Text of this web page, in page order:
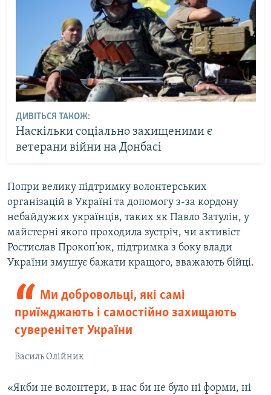
ДИВІТЬСЯ ТАКОЖ:
Наскільки соціально захищеними є
ветерани війни на Донбасі
Попри велику підтримку волонтерських
організацій в Україні та допомогу з-за кордону
небайдужих українців, таких як Павло Затулін, у
майстерні якого проходила зустріч, чи активіст
Ростислав Прокоп’юк, підтримка з боку влади
України змушує бажати кращого, вважають бійці.
Ми добровольці, які самі
приїжджають і самостійно захищають
суверенітет України
Василь Олійник
«Якби не волонтери, в нас би не було ні форми, ні